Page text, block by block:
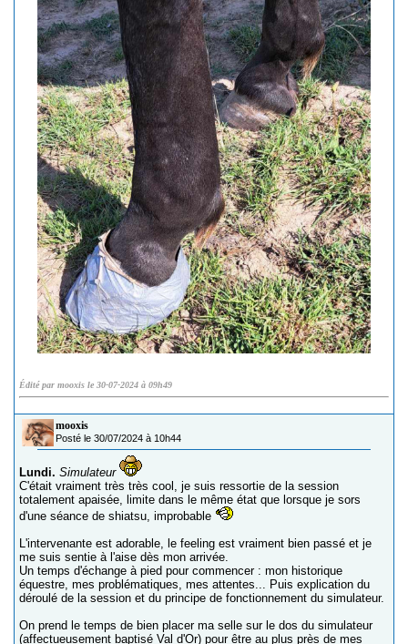
Édité par mooxis le 30-07-2024 à 09h49
mooxis
Posté le 30/07/2024 à 10h44
Lundi. Simulateur
C'était vraiment très très cool, je suis ressortie de la session
totalement apaisée, limite dans le même état que lorsque je sors
d'une séance de shiatsu, improbable
L'intervenante est adorable, le feeling est vraiment bien passé et je
me suis sentie à l'aise dès mon arrivée.
Un temps d'échange à pied pour commencer : mon historique
équestre, mes problématiques, mes attentes... Puis explication du
déroulé de la session et du principe de fonctionnement du simulateur.
On prend le temps de bien placer ma selle sur le dos du simulateur
(affectueusement baptisé Val d'Or) pour être au plus près de mes